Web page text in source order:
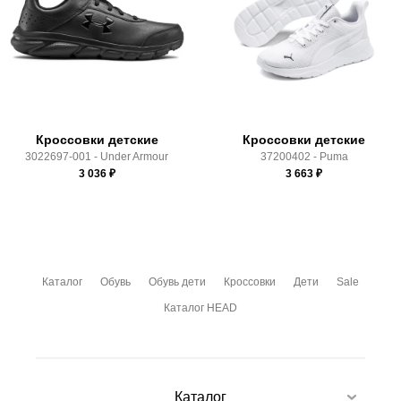
Почтой Росии и СДЭК.
Здесь вы можете более детально ознакомиться с
Кроссовки детские
3022697-001 - Under Armour
3 036₽
Кроссовки детские
37200402 - Puma
3 663 ₽
Каталог Обувь Обувь дети Кроссовки Дети Sale
Каталог HEAD
Каталог